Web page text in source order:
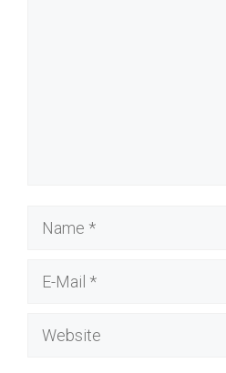
Name
Website